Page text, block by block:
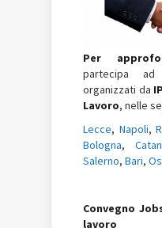
Per
partecipa
organizzati da
Lavoro, nelle
Lecce, Napoli,
Bologna,
Salerno, Bari,
Convegno
lavoro